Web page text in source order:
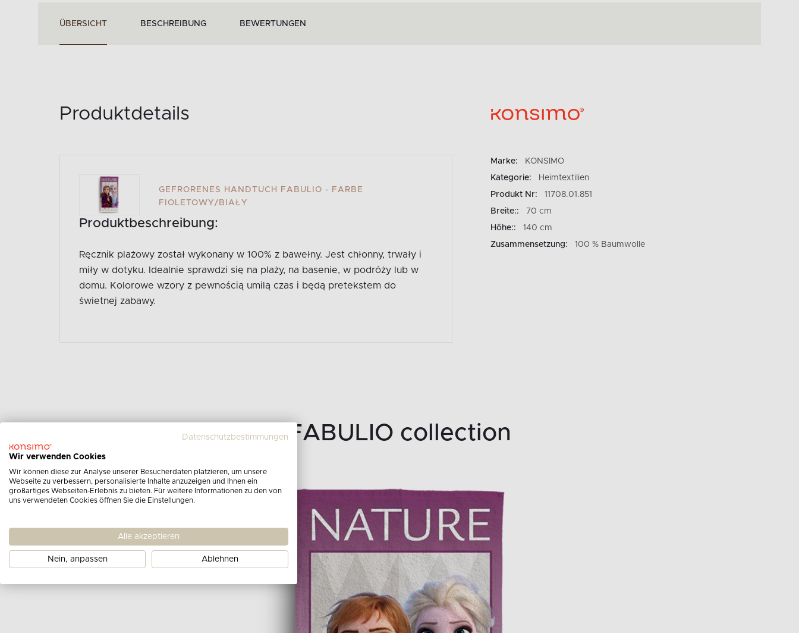
ÜBERSICHT BESCHREIBUNG BEWERTUNGEN
Produktdetails
GEFRORENES HANDTUCH FABULIO - FARBE
FIOLETOWY/BIAŁY
Produktbeschreibung:
Ręcznik plażowy został wykonany w 100% z bawełny. Jest chłonny, trwały i
miły w dotyku. Idealnie sprawdzi się na plaży, na basenie, w podróży lub w
domu. Kolorowe wzory z pewnością umilą czas i będą pretekstem do
świetnej zabawy.
Marke:
KONSIMO
Kategorie:
Heimtextilien
Produkt Nr:
11708.01.851
Breite::
70 cm
Höhe::
140 cm
Zusammensetzung:
100 % Baumwolle
FABULIO collection
Datenschutzbestimmungen
Wir verwenden Cookies
Wir können diese zur Analyse unserer Besucherdaten platzieren, um unsere
Webseite zu verbessern, personalisierte Inhalte anzuzeigen und Ihnen ein
großartiges Webseiten-Erlebnis zu bieten. Für weitere Informationen zu den von
uns verwendeten Cookies öffnen Sie die Einstellungen.
Alle akzeptieren
Nein, anpassen Ablehnen